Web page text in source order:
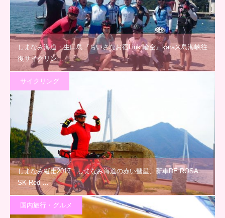
しまなみ海道・生口島『ちいさなお宿Link 輪空』kara来島海峡往
復サイクリン…
サイクリング
しまなみ縦走2017！しまなみ海道の赤い彗星、新車DE ROSA
SK Red …
国内旅行・グルメ